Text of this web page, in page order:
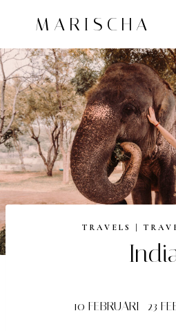
inhoud
MARISCHA
TRAVELS |
10 FEBRUARI- 23